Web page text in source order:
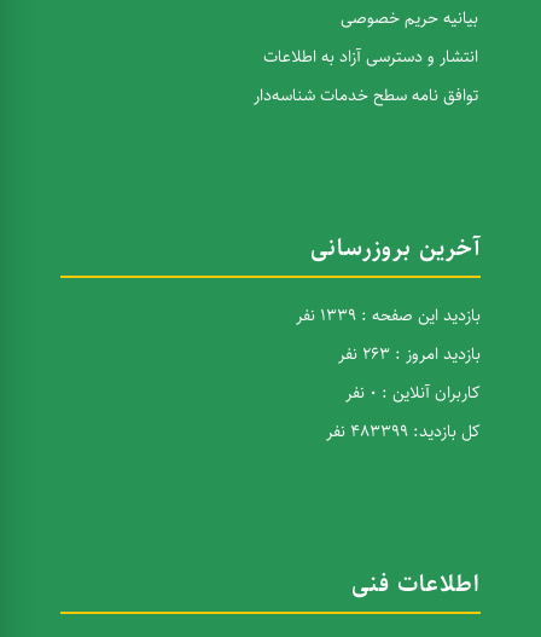
بیانیه حریم خصوصی
انتشار و دسترسی آزاد به اطلاعات
توافق نامه سطح خدمات شناسه‌دار
آخرین بروزرسانی
بازدید این صفحه : 1339 نفر
بازدید امروز : 263 نفر
کاربران آنلاین : 0 نفر
کل بازدید: 483399 نفر
اطلاعات فنی